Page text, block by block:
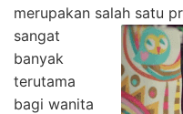
merupakan salah satu
sangat
banyak
terutama
bagi wanita